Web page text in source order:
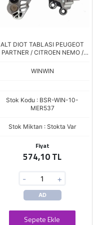
ALT DIOT TABLASI PEUGEOT
PARTNER / CITROEN NEMO /
57
WINWIN
Stok Kodu : BSR-WIN-10-
MER537
Stok Miktarı : Stokta Var
Fiyat
574,10 TL
- +
AD
Sepete Ekle